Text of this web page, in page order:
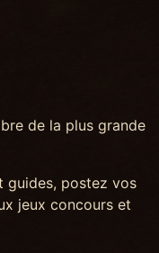
de la plus grande
guides, postez vos
jeux concours et